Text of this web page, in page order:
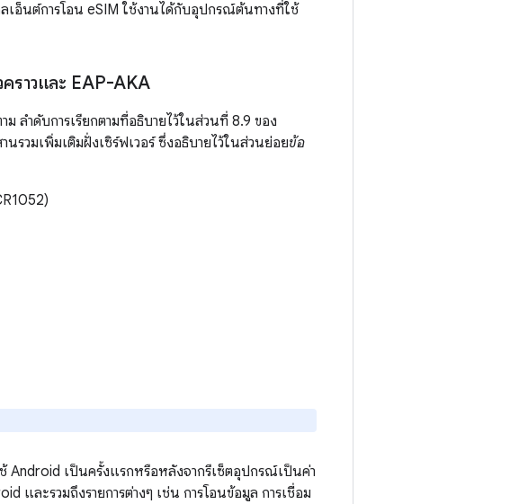
อ็นต์การโอน eSIM ใช้งานได้กับอุปกรณ์ต้นทางที่ใช้
ราวและ EAP-AKA
ลำดับการเรียกตามที่อธิบายไว้ในส่วนที่ 8.9 ของ
นรวมเพิ่มเติมฝั่งเซิร์ฟเวอร์ ซึ่งอธิบายไว้ในส่วนย่อยข้อ
Android เป็นครั้งแรกหรือหลังจากรีเซ็ตอุปกรณ์เป็นค่า
และรวมถึงรายการต่างๆ เช่น การโอนข้อมูล การเชื่อม